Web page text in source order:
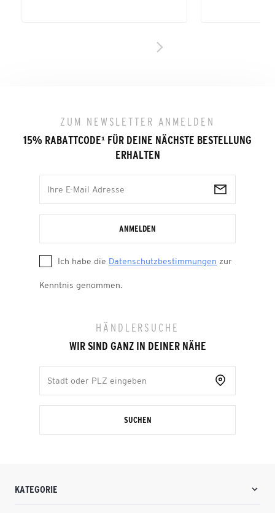
ZUM NEWSLETTER ANMELDEN
15% RABATTCODE¹ FÜR DEINE NÄCHSTE BESTELLUNG
ERHALTEN
ANMELDEN
Ich habe die Datenschutzbestimmungen zur
Kenntnis genommen.
HÄNDLERSUCHE
WIR SIND GANZ IN DEINER NÄHE
SUCHEN
KATEGORIE